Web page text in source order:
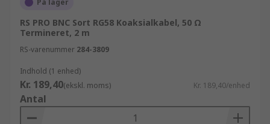
På lager
RS PRO BNC Sort RG58 Koaksialkabel, 50 Ω
Termineret, 2 m
RS-varenummer 284-3809
Indhold (1 enhed)
Kr. 189,40(ekskl. moms) Kr. 189,40/enhed
Antal